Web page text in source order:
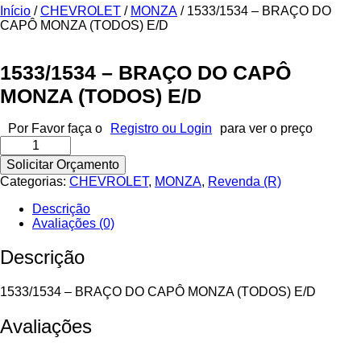
Início /CHEVROLET / MONZA / 1533/1534 – BRAÇO DO
CAPÔ MONZA (TODOS) E/D
1533/1534 – BRAÇO DO CAPÔ
MONZA (TODOS) E/D
Por Favor faça o Registro ou Login
para ver o preço
1533/1534
-
BRAÇO
DO
MONZA
(TODOS)
quantidade
Solicitar Orçamento
Categorias: CHEVROLET, MONZA, Revenda (R)
Descrição
Avaliações (0)
Descrição
1533/1534 – BRAÇO DO CAPÔ MONZA (TODOS) E/D
Avaliações